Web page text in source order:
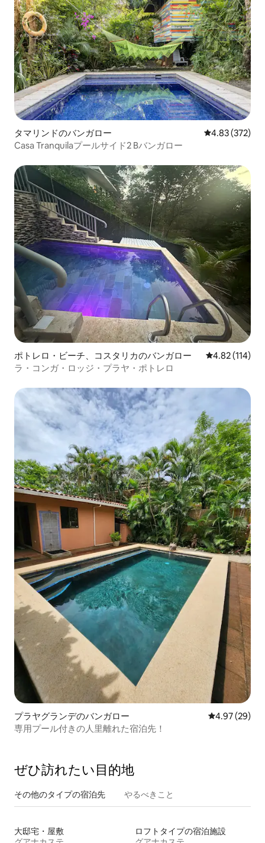
タマリンドのバンガロー レビュー372
4.83 (372)
Casa Tranquilaプールサイド2 Bバンガロー
ポトレロ・ビーチ、コスタリカのバンガロー レビュー114
4.82 (114)
ラ・コンガ・ロッジ・プラヤ・ポトレロ
プラヤグランデのバンガロー レビュー29
4.97 (29)
専用プール付きの人里離れた宿泊先！
ぜひ訪⁠れ⁠た⁠い目⁠的⁠地
その他のタ⁠イ⁠プ⁠の宿⁠泊⁠先 やるべきこと
大邸宅・屋敷
ロフトタイプの宿泊施設